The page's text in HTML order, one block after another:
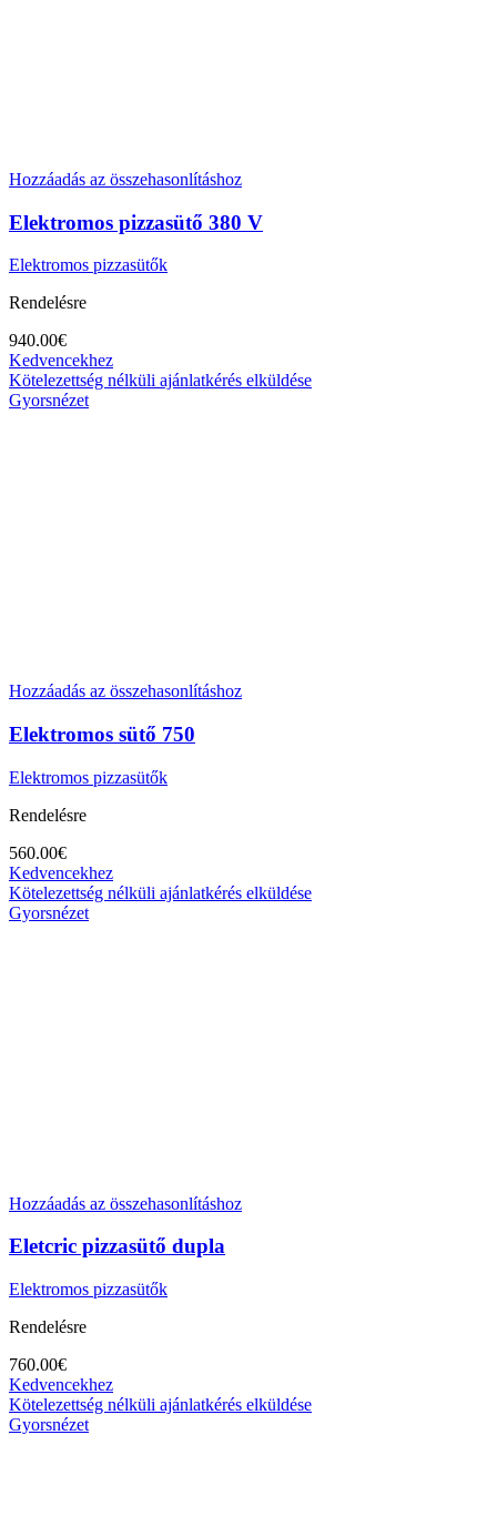
Hozzáadás az összehasonlításhoz
Elektromos pizzasütő 380 V
Elektromos pizzasütők
Rendelésre
940.00€
Kedvencekhez
Kötelezettség nélküli ajánlatkérés elküldése
Gyorsnézet
Hozzáadás az összehasonlításhoz
Elektromos sütő 750
Elektromos pizzasütők
Rendelésre
560.00€
Kedvencekhez
Kötelezettség nélküli ajánlatkérés elküldése
Gyorsnézet
Hozzáadás az összehasonlításhoz
Eletcric pizzasütő dupla
Elektromos pizzasütők
Rendelésre
760.00€
Kedvencekhez
Kötelezettség nélküli ajánlatkérés elküldése
Gyorsnézet